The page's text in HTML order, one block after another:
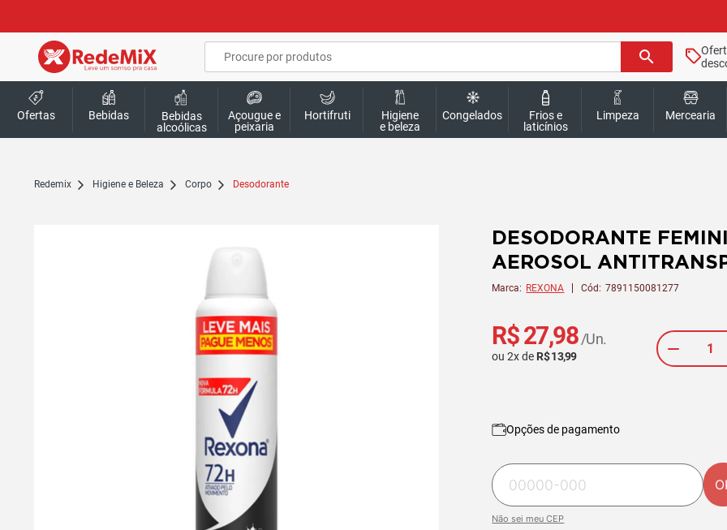
search
Ofertas Bebidas
Bebidas
alcoólicas
Açougue e
peixaria
Hortifruti
Higiene
e beleza
Congelados
Frios e
laticínios
Limpeza Mercearia
redemix Higiene e Beleza Corpo Desodorante
DESODORANTE
AEROSOL
Marca: REXONA Cód: 7891150081277
R$ 27,98 /Un.
ou2x de R$ 13,99
Opções de pagamento
Não sei meu CEP